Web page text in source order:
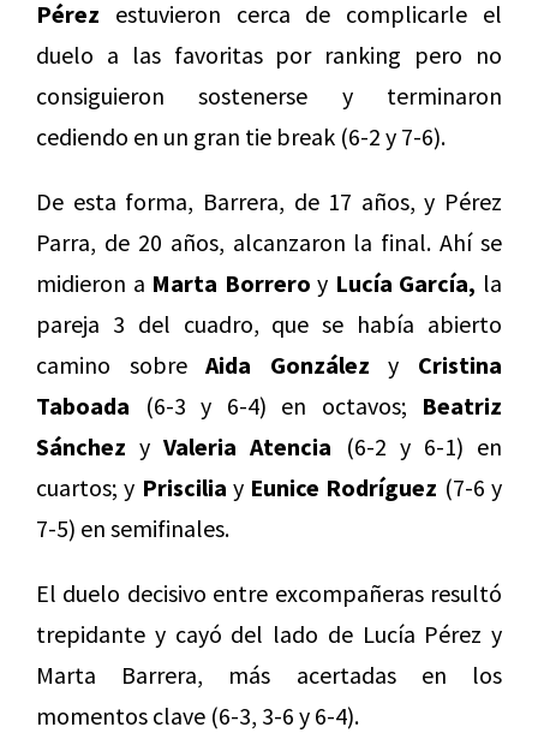
Pérez estuvieron cerca de complicarle el
duelo a las favoritas por ranking pero no
consiguieron sostenerse y terminaron
cediendo en un gran tie break (6-2 y 7-6).
De esta forma, Barrera, de 17 años, y Pérez
Parra, de 20 años, alcanzaron la final. Ahí se
midieron a Marta Borrero y Lucía García, la
pareja 3 del cuadro, que se había abierto
camino sobreAida González y Cristina
Taboada (6-3 y 6-4) en octavos; Beatriz
Sánchez yValeria Atencia (6-2 y 6-1) en
cuartos; y Priscilia y Eunice Rodríguez (7-6 y
7-5) en semifinales.
El duelo decisivo entre excompañeras resultó
trepidante y cayó del lado de Lucía Pérez y
Marta Barrera, más acertadas en los
momentos clave (6-3, 3-6 y 6-4).